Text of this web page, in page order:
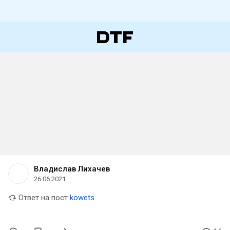
Владислав Лихачев
26.06.2021
Ответ на пост kowets